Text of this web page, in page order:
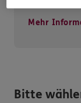
Mehr
Bitte